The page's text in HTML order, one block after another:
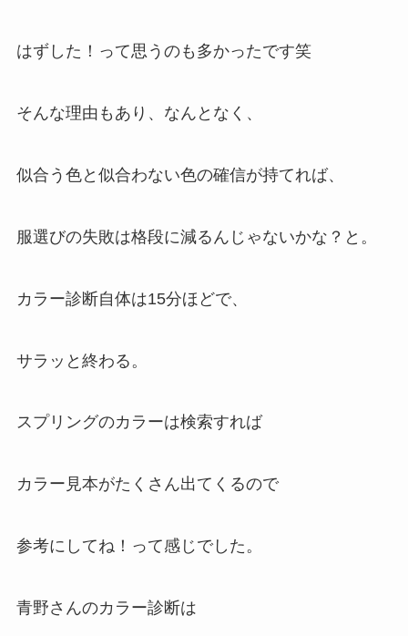
はずした！って思うのも多かったです笑
そんな理由もあり、なんとなく、
似合う色と似合わない色の確信が持てれば、
服選びの失敗は格段に減るんじゃないかな？と。
カラー診断自体は15分ほどで、
サラッと終わる。
スプリングのカラーは検索すれば
カラー見本がたくさん出てくるので
参考にしてね！って感じでした。
青野さんのカラー診断は